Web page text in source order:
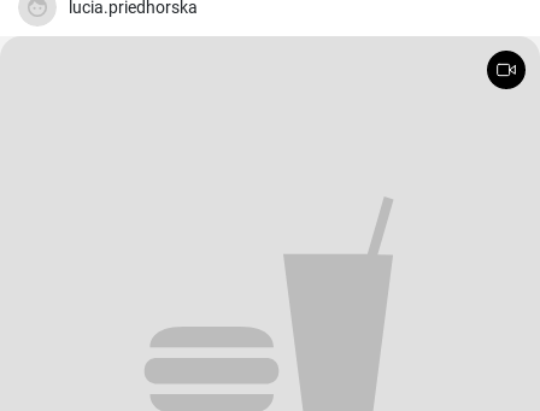
lucia.priedhorska